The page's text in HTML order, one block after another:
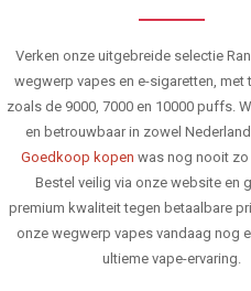
Verken onze uitgebreide selectie
wegwerp vapes en e-sigaretten, met
zoals de 9000, 7000 en 10000 puffs.
en betrouwbaar in zowel
Goedkoop kopen was nog nooit
Bestel veilig via onze website en
premium kwaliteit tegen betaalbare
onze wegwerp vapes vandaag nog
ultieme vape-ervaring.